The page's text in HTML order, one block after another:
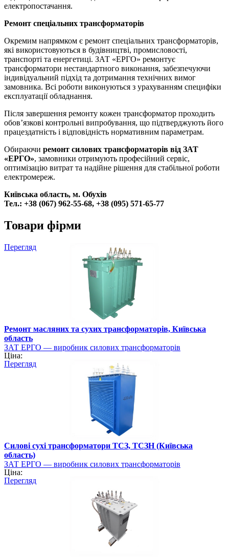
електропостачання.
Ремонт спеціальних трансформаторів
Окремим напрямком є ремонт спеціальних трансформаторів,
які використовуються в будівництві, промисловості,
транспорті та енергетиці. ЗАТ «ЕРГО» ремонтує
трансформатори нестандартного виконання, забезпечуючи
індивідуальний підхід та дотримання технічних вимог
замовника. Всі роботи виконуються з урахуванням специфіки
експлуатації обладнання.
Після завершення ремонту кожен трансформатор проходить
обов’язкові контрольні випробування, що підтверджують його
працездатність і відповідність нормативним параметрам.
Обираючи ремонт силових трансформаторів від ЗАТ
«ЕРГО», замовники отримують професійний сервіс,
оптимізацію витрат та надійне рішення для стабільної роботи
електромереж.
Київська область, м. Обухів
Тел.: +38 (067) 962-55-68, +38 (095) 571-65-77
Товари фірми
Перегляд
Ремонт масляних та сухих трансформаторів, Київська
область
ЗАТ ЕРГО — виробник силових трансформаторів
Ціна:
Перегляд
Силові сухі трансформатори ТСЗ, ТСЗН (Київська
область)
ЗАТ ЕРГО — виробник силових трансформаторів
Ціна:
Перегляд